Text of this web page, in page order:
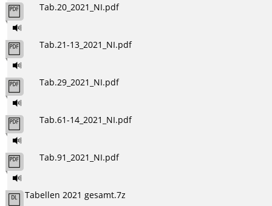
Tab.20_2021_NI.pdf
Tab.21-13_2021_NI.pdf
Tab.29_2021_NI.pdf
Tab.61-14_2021_NI.pdf
Tab.91_2021_NI.pdf
Tabellen 2021 gesamt.7z